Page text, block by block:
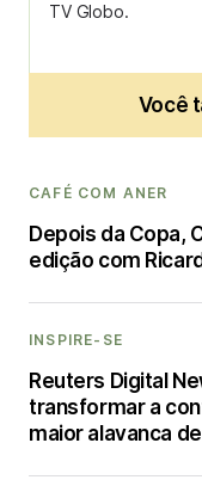
TV Globo.
Você
CAFÉ COM ANER
Depois da Copa,
edição com
INSPIRE-SE
Reuters Digital
transformar a
maior alavanca